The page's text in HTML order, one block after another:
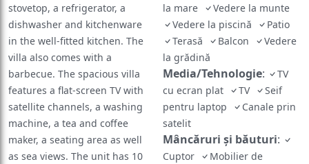
stovetop, a refrigerator, a
dishwasher and kitchenware
in the well-fitted kitchen. The
villa also comes with a
barbecue. The spacious villa
features a flat-screen TV with
satellite channels, a washing
machine, a tea and coffee
maker, a seating area as well
as sea views. The unit has 10
la mare
Vedere la munte
Vedere la piscină
Patio
Terasă
Balcon
Vedere
la grădină
Media/Tehnologie:
TV
cu ecran plat
TV
Seif
pentru laptop
Canale prin
satelit
Mâncăruri și băuturi:
Cuptor
Mobilier de